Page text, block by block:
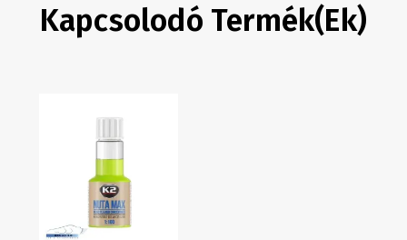
Kapcsolodó Termék(ek)